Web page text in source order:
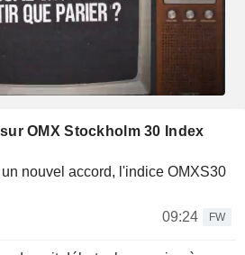
OMX Stockholm 30 Index
nouvel accord, l'indice OMXS30
09:24
FW